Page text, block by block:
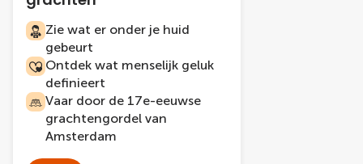
Zie wat er onder je huid
gebeurt
Ontdek wat menselijk geluk
definieert
Vaar door de 17e-eeuwse
grachtengordel van
Amsterdam